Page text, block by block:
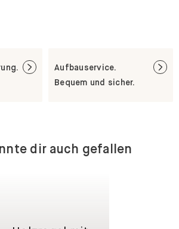
Aufbauservice.
Bequem und sicher.
dir auch gefallen